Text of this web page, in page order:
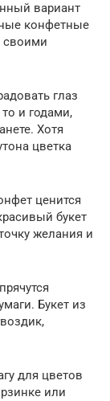
вариант
конфетные
своими
глаз
и годами,
Хотя
цветка
ценится
букет
желания и
Букет из
для цветов
или